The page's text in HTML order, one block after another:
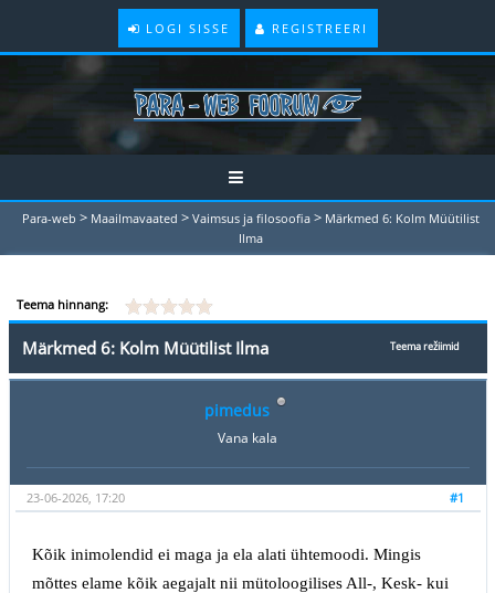
LOGI SISSE REGISTREERI
Para-web > Maailmavaated > Vaimsus ja filosoofia > Märkmed 6: Kolm Müütilist
Ilma
Teema hinnang:
Teema režiimid
Märkmed 6: Kolm Müütilist Ilma
pimedus
Vana kala
#1
23-06-2026, 17:20
Kõik inimolendid ei maga ja ela alati ühtemoodi. Mingis
mõttes elame kõik aegajalt nii mütoloogilises All-, Kesk- kui